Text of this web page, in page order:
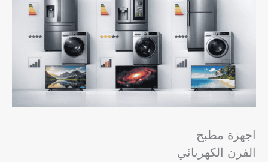
اجهزة مطبخ
الفرن الكهربائي